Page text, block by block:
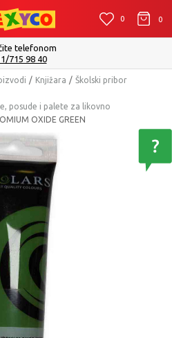
0 0 0
telefonom
715 98 40
Knjižara
Školski pribor
posude i palete za likovno
OXIDE GREEN